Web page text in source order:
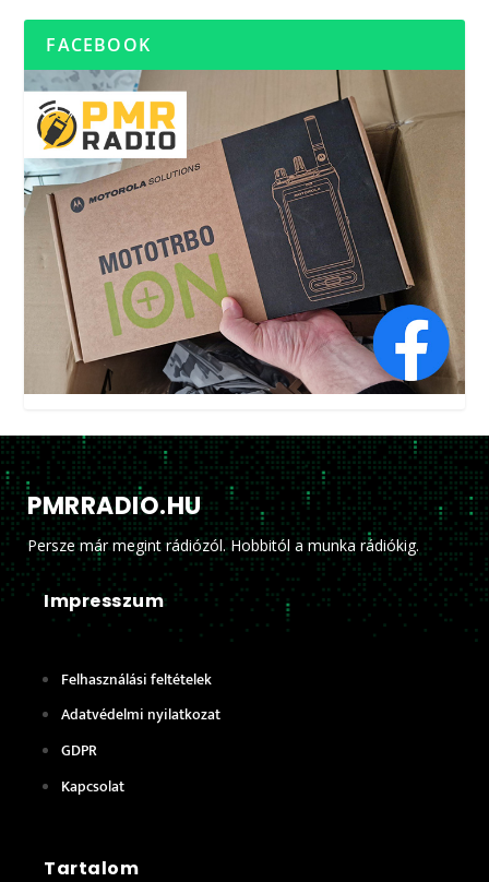
FACEBOOK
PMRRADIO.HU
Persze már megint rádiózól. Hobbitól a munka rádiókig.
Impresszum
Felhasználási feltételek
Adatvédelmi nyilatkozat
GDPR
Kapcsolat
Tartalom